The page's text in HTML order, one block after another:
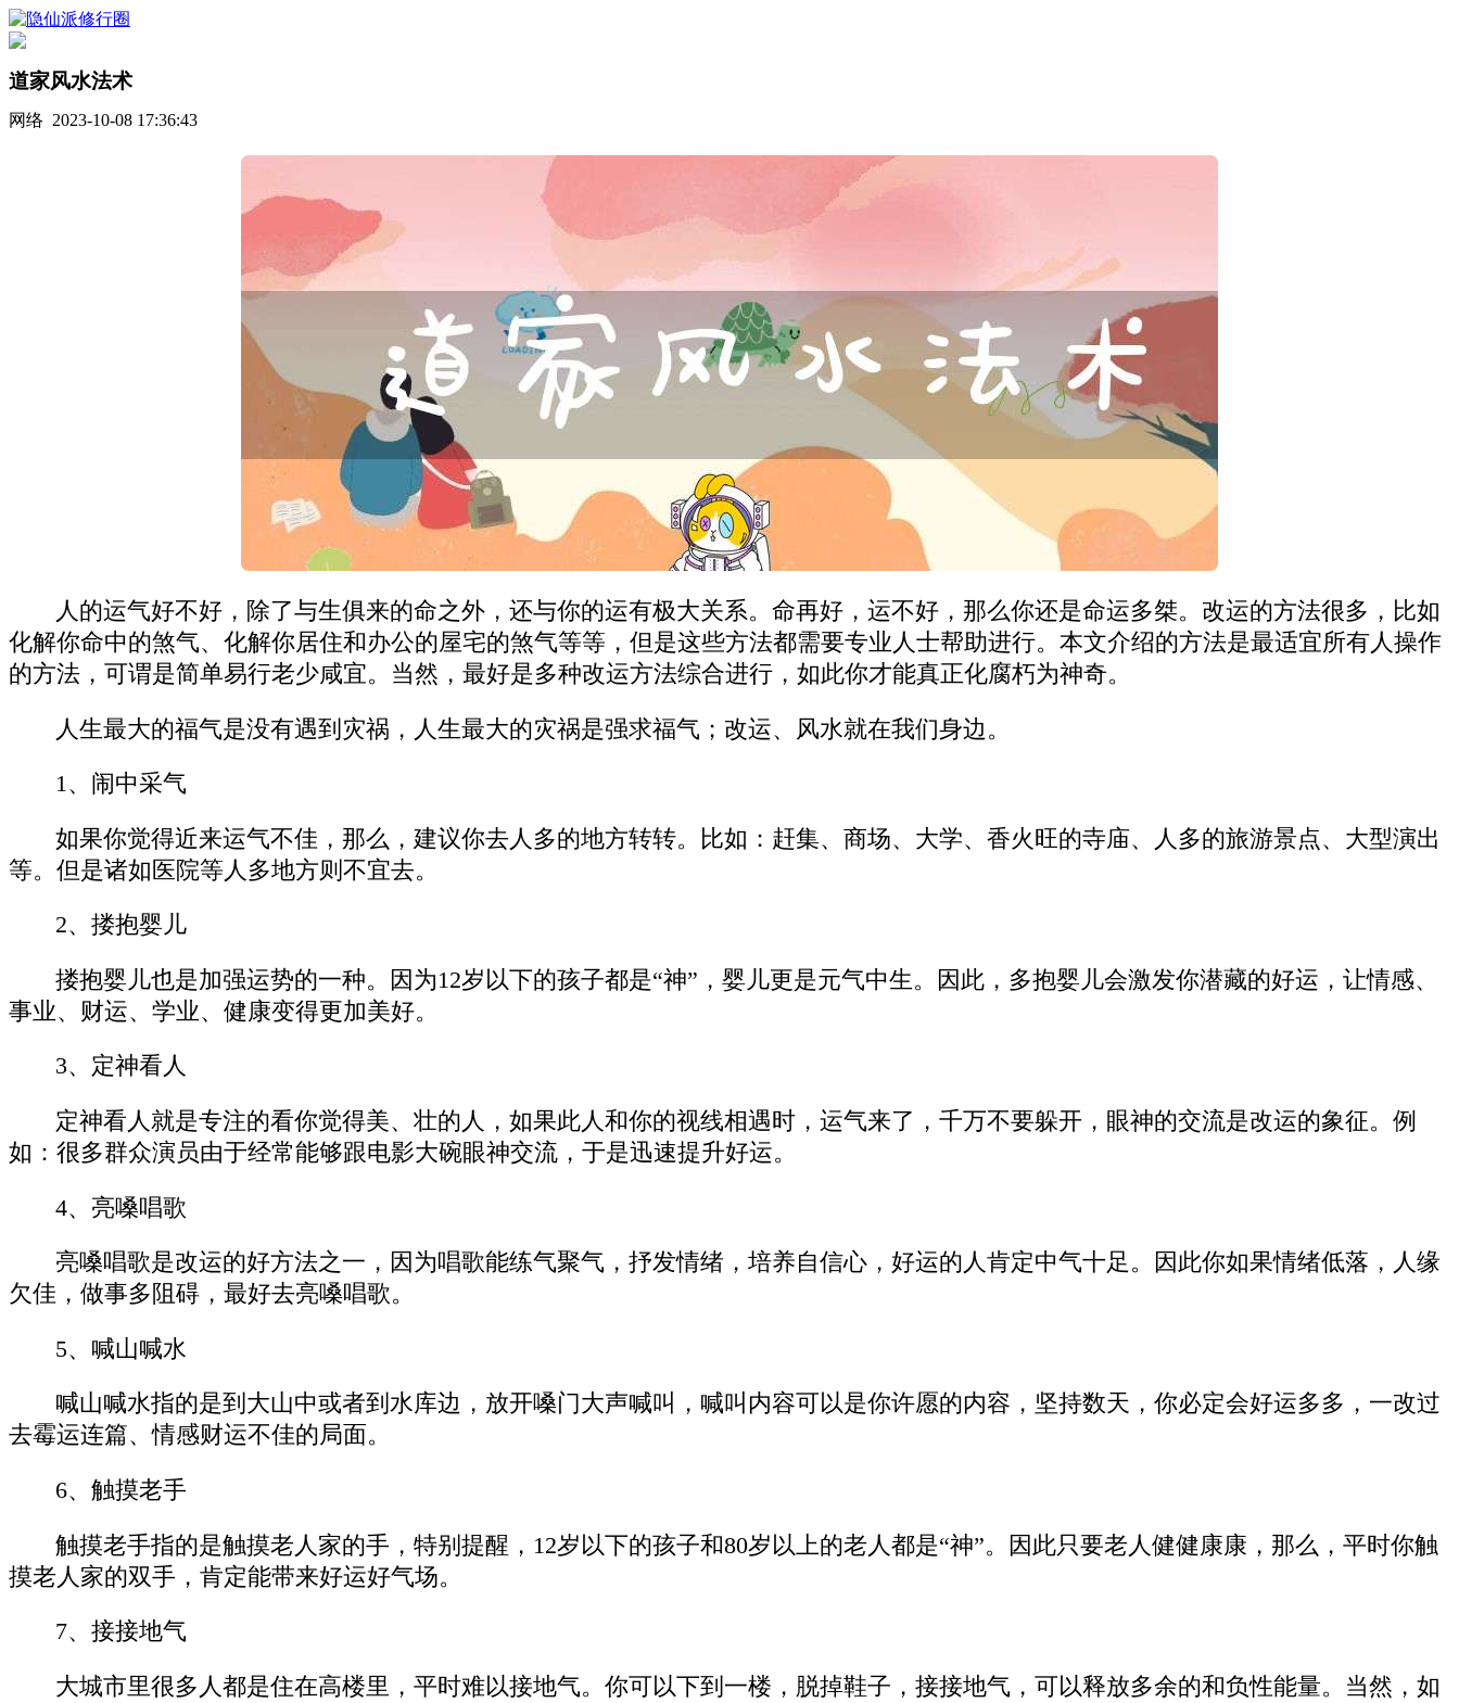
道家风水法术
网络 2023-10-08 17:36:43
人的运气好不好，除了与生俱来的命之外，还与你的运有极大关系。命再好，运不好，那么你还是命运多桀。改运的方法很多，比如
化解你命中的煞气、化解你居住和办公的屋宅的煞气等等，但是这些方法都需要专业人士帮助进行。本文介绍的方法是最适宜所有人操作
的方法，可谓是简单易行老少咸宜。当然，最好是多种改运方法综合进行，如此你才能真正化腐朽为神奇。
人生最大的福气是没有遇到灾祸，人生最大的灾祸是强求福气；改运、风水就在我们身边。
1、闹中采气
如果你觉得近来运气不佳，那么，建议你去人多的地方转转。比如：赶集、商场、大学、香火旺的寺庙、人多的旅游景点、大型演出
等。但是诸如医院等人多地方则不宜去。
2、搂抱婴儿
搂抱婴儿也是加强运势的一种。因为12岁以下的孩子都是“神”，婴儿更是元气中生。因此，多抱婴儿会激发你潜藏的好运，让情感、
事业、财运、学业、健康变得更加美好。
3、定神看人
定神看人就是专注的看你觉得美、壮的人，如果此人和你的视线相遇时，运气来了，千万不要躲开，眼神的交流是改运的象征。例
如：很多群众演员由于经常能够跟电影大碗眼神交流，于是迅速提升好运。
4、亮嗓唱歌
亮嗓唱歌是改运的好方法之一，因为唱歌能练气聚气，抒发情绪，培养自信心，好运的人肯定中气十足。因此你如果情绪低落，人缘
欠佳，做事多阻碍，最好去亮嗓唱歌。
5、喊山喊水
喊山喊水指的是到大山中或者到水库边，放开嗓门大声喊叫，喊叫内容可以是你许愿的内容，坚持数天，你必定会好运多多，一改过
去霉运连篇、情感财运不佳的局面。
6、触摸老手
触摸老手指的是触摸老人家的手，特别提醒，12岁以下的孩子和80岁以上的老人都是“神”。因此只要老人健健康康，那么，平时你触
摸老人家的双手，肯定能带来好运好气场。
7、接接地气
大城市里很多人都是住在高楼里，平时难以接地气。你可以下到一楼，脱掉鞋子，接接地气，可以释放多余的和负性能量。当然，如